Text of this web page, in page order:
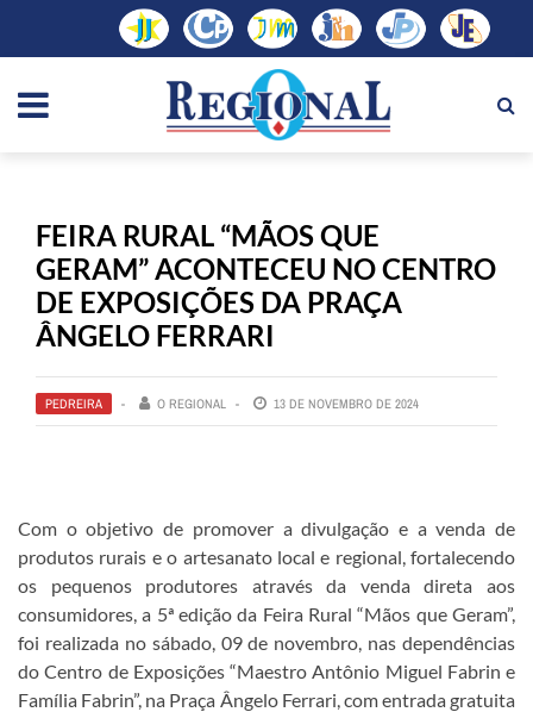
FEIRA RURAL “MÃOS QUE
GERAM” ACONTECEU NO CENTRO
DE EXPOSIÇÕES DA PRAÇA
ÂNGELO FERRARI
PEDREIRA O REGIONAL 13 DE NOVEMBRO DE 2024
Com o objetivo de promover a divulgação e a venda de
produtos rurais e o artesanato local e regional, fortalecendo
os pequenos produtores através da venda direta aos
consumidores, a 5ª edição da Feira Rural “Mãos que Geram”,
foi realizada no sábado, 09 de novembro, nas dependências
do Centro de Exposições “Maestro Antônio Miguel Fabrin e
Família Fabrin”, na Praça Ângelo Ferrari, com entrada gratuita